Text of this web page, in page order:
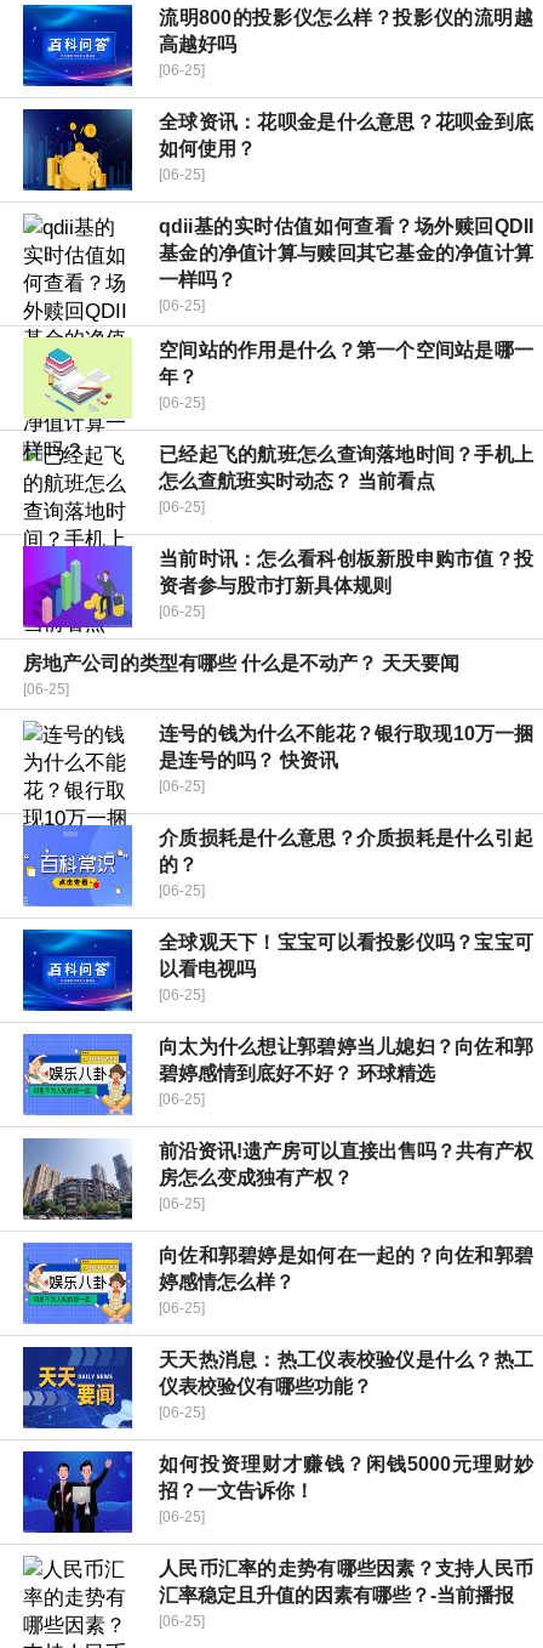
流明800的投影仪怎么样？投影仪的流明越
高越好吗
[06-25]
全球资讯：花呗金是什么意思？花呗金到底
如何使用？
[06-25]
qdii基的实时估值如何查看？场外赎回QDII
基金的净值计算与赎回其它基金的净值计算
一样吗？
[06-25]
空间站的作用是什么？第一个空间站是哪一
年？
[06-25]
已经起飞的航班怎么查询落地时间？手机上
怎么查航班实时动态？ 当前看点
[06-25]
当前时讯：怎么看科创板新股申购市值？投
资者参与股市打新具体规则
[06-25]
房地产公司的类型有哪些 什么是不动产？ 天天要闻
[06-25]
连号的钱为什么不能花？银行取现10万一捆
是连号的吗？ 快资讯
[06-25]
介质损耗是什么意思？介质损耗是什么引起
的？
[06-25]
全球观天下！宝宝可以看投影仪吗？宝宝可
以看电视吗
[06-25]
向太为什么想让郭碧婷当儿媳妇？向佐和郭
碧婷感情到底好不好？ 环球精选
[06-25]
前沿资讯!遗产房可以直接出售吗？共有产权
房怎么变成独有产权？
[06-25]
向佐和郭碧婷是如何在一起的？向佐和郭碧
婷感情怎么样？
[06-25]
天天热消息：热工仪表校验仪是什么？热工
仪表校验仪有哪些功能？
[06-25]
如何投资理财才赚钱？闲钱5000元理财妙
招？一文告诉你！
[06-25]
人民币汇率的走势有哪些因素？支持人民币
汇率稳定且升值的因素有哪些？-当前播报
[06-25]